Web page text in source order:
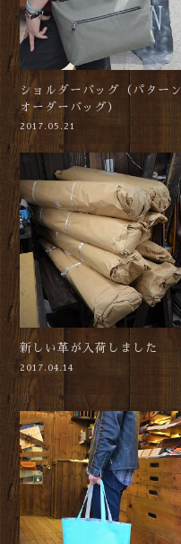
ショルダーバッグ（パターン
オーダーバッグ）
2017.05.21
新しい革が入荷しました
2017.04.14